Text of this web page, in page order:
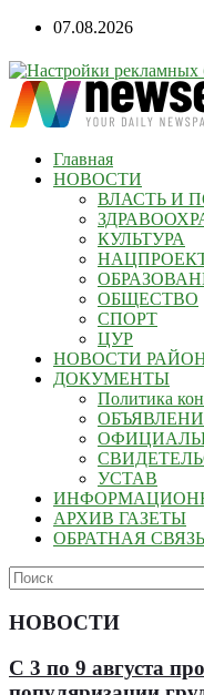
07.08.2026
Главная
НОВОСТИ
ВЛАСТЬ И
КУЛЬТУРА
ОБЩЕСТВО
СПОРТ
ЦУР
НОВОСТИ
ДОКУМЕНТЫ
Политика
УСТАВ
АРХИВ ГАЗЕТЫ
ОБРАТНАЯ СВЯЗЬ
НОВОСТИ
С 3 по 9 августа